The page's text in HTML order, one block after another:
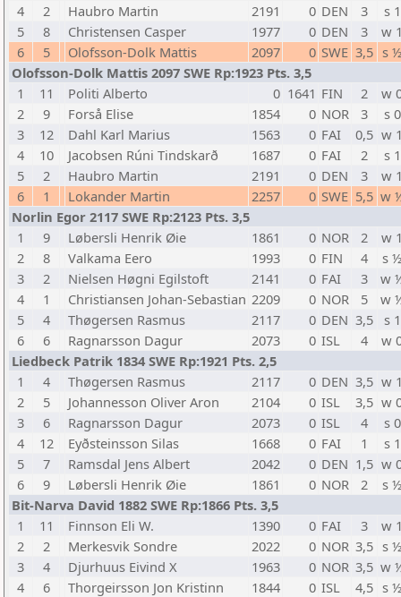
4
2 Haubro Martin 2191 0 DEN 3
s 1
5
8 Christensen Casper 1977 0 DEN 3
w
6
5 Olofsson-Dolk Mattis 2097 0 SWE 3,5 s
Olofsson-Dolk Mattis 2097 SWE Rp:1923 Pts. 3,5
1
11 Politi Alberto 0 1641 FIN 2
w
2
9 Forså Elise 1854 0 NOR 3
s 0
3
12 Dahl Karl Marius 1563 0 FAI 0,5 w
4
10 Jacobsen Rúni Tindskarð 1687 0 FAI 2
s 1
5
2 Haubro Martin 2191 0 DEN 3
w
6
1 Lokander Martin 2257 0 SWE 5,5 w
Norlin Egor 2117 SWE Rp:2123 Pts. 3,5
1
9 Løbersli Henrik Øie 1861 0 NOR 2
w
2
8 Valkama Eero 1993 0 FIN 4
s
3
2 Nielsen Høgni Egilstoft 2141 0 FAI 3
w
4
1 Christiansen Johan-Sebastian 2209 0 NOR 5
w
5
4 Thøgersen Rasmus 2117 0 DEN 3,5
s 1
6
6 Ragnarsson Dagur 2073 0 ISL 4
w
Liedbeck Patrik 1834 SWE Rp:1921 Pts. 2,5
1
4 Thøgersen Rasmus 2117 0 DEN 3,5 w
2
5 Johannesson Oliver Aron 2104 0 ISL 3,5 w
3
6 Ragnarsson Dagur 2073 0 ISL 4
s 0
4
12 Eyðsteinsson Silas 1668 0 FAI 1
s 1
5
7 Ramsdal Jens Albert 2042 0 DEN 1,5 w
6
9 Løbersli Henrik Øie 1861 0 NOR 2
s
Bit-Narva David 1882 SWE Rp:1866 Pts. 3,5
1
11 Finnson Eli W. 1390 0 FAI 3
w
2
2 Merkesvik Sondre 2022 0 NOR 3,5 s
3
4 Djurhuus Eivind X 1963 0 NOR 3,5 w
4
6 Thorgeirsson Jon Kristinn 1844 0 ISL 4,5 s